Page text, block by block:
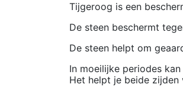
Tijgeroog is een
De steen beschermt
De steen helpt om
In moeilijke periodes
Het helpt je beide